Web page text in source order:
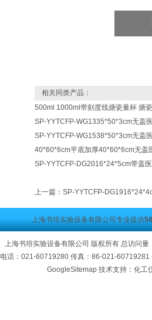
相关同类产品：
500ml 1000ml带刻度线搪瓷量杯 搪
SP-YYTCFP-WG1335*50*3cm无盖
SP-YYTCFP-WG1538*50*3cm无盖
40*60*6cm平底加厚40*60*6cm无盖
SP-YYTCFP-DG2016*24*5cm带盖
上一篇： SP-YYTCFP-
上海书培实验设备有限公司专业提供
上海书培实验设备有限公司 版权所有 总访问量
电话：021-60719280 传真：86-021-
GoogleSitemap技术支持：化工